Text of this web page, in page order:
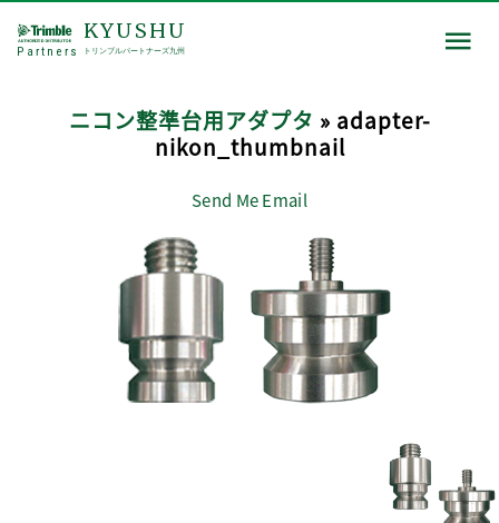
Partners
KYUSHU
トリンブルパートナーズ九州
ニコン整準台用アダプタ » adapter-
nikon_thumbnail
Send Me Email